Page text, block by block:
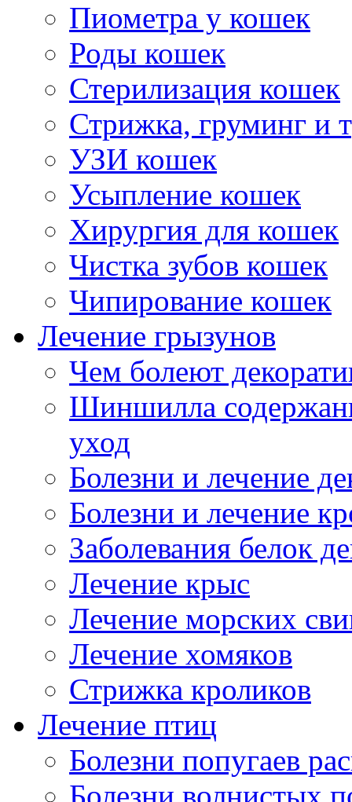
Пиометра у кошек
Роды кошек
Стерилизация кошек
Стрижка, груминг и
УЗИ кошек
Усыпление кошек
Хирургия для кошек
Чистка зубов кошек
Чипирование кошек
Лечение грызунов
Чем болеют
Шиншилла
уход
Болезни и лечение
Болезни и лечение
Заболевания белок
Лечение крыс
Лечение морских
Лечение хомяков
Стрижка кроликов
Лечение птиц
Болезни попугаев